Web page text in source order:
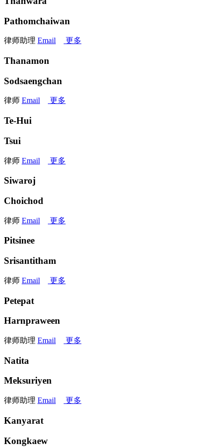
Pathomchaiwan
律师助理 Email 更多
Thanamon
Sodsaengchan
律师 Email 更多
Te-Hui
Tsui
律师 Email 更多
Siwaroj
Choichod
律师 Email 更多
Pitsinee
Srisantitham
律师 Email 更多
Petepat
Harnpraween
律师助理 Email 更多
Natita
Meksuriyen
律师助理 Email 更多
Kanyarat
Kongkaew